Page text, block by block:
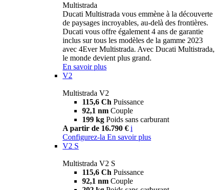
Multistrada
Ducati Multistrada vous emmène à la découverte
de paysages incroyables, au-delà des frontières.
Ducati vous offre également 4 ans de garantie
inclus sur tous les modèles de la gamme 2023
avec 4Ever Multistrada. Avec Ducati Multistrada,
le monde devient plus grand.
En savoir plus
V2
Multistrada V2
115,6 Ch Puissance
92,1 nm Couple
199 kg Poids sans carburant
A partir de 16.790 € i
Configurez-la En savoir plus
V2 S
Multistrada V2 S
115,6 Ch Puissance
92,1 nm Couple